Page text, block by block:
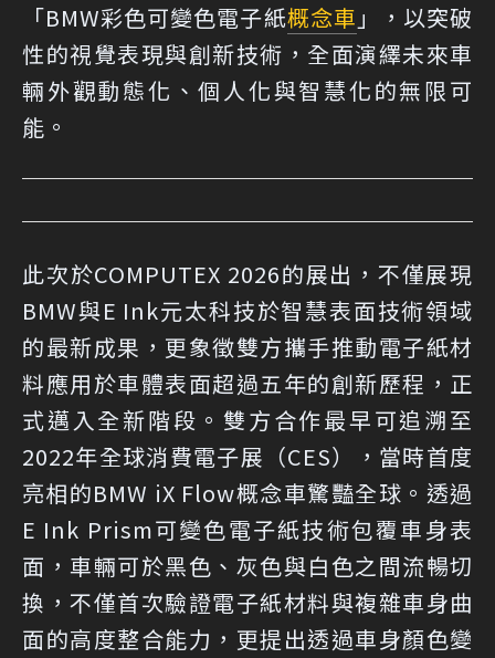
「BMW彩色可變色電子紙概念車 」，以突破
性的視覺表現與創新技術，全面演繹未來車
輛外觀動態化、個人化與智慧化的無限可
能。
此次於COMPUTEX 2026的展出，不僅展現
BMW與E Ink元太科技於智慧表面技術領域
的最新成果，更象徵雙方攜手推動電子紙材
料應用於車體表面超過五年的創新歷程，正
式邁入全新階段。雙方合作最早可追溯至
2022年全球消費電子展（CES），當時首度
亮相的BMW iX Flow概念車驚豔全球。透過
E Ink Prism可變色電子紙技術包覆車身表
面，車輛可於黑色、灰色與白色之間流暢切
換，不僅首次驗證電子紙材料與複雜車身曲
面的高度整合能力，更提出透過車身顏色變